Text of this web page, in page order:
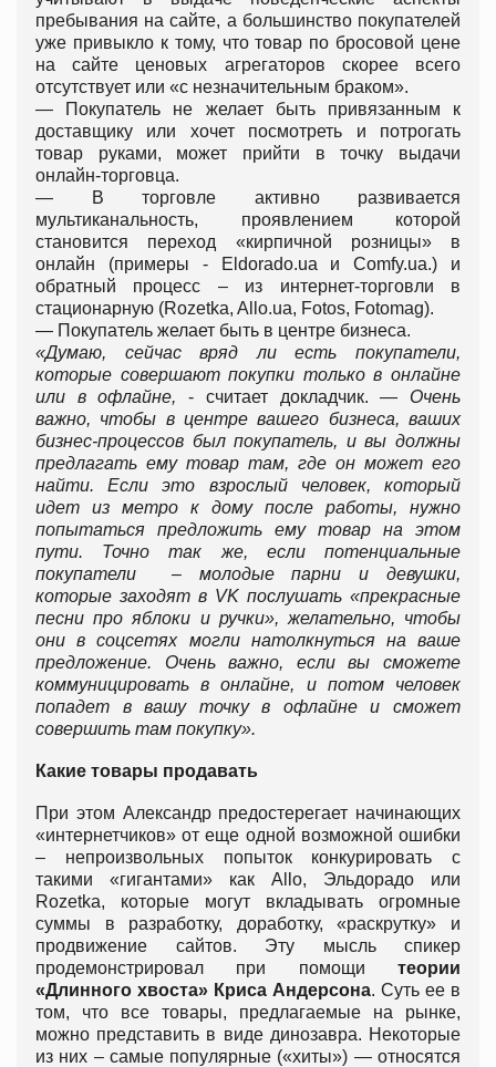
пребывания на сайте, а большинство покупателей
уже привыкло к тому, что товар по бросовой цене
на сайте ценовых агрегаторов скорее всего
отсутствует или «с незначительным браком».
— Покупатель не желает быть привязанным к
доставщику или хочет посмотреть и потрогать
товар руками, может прийти в точку выдачи
онлайн-торговца.
— В торговле активно развивается
мультиканальность, проявлением которой
становится переход «кирпичной розницы» в
онлайн (примеры - Eldorado.ua и Comfy.ua.) и
обратный процесс – из интернет-торговли в
стационарную (Rozetka, Allo.ua, Fotos, Fotomag).
— Покупатель желает быть в центре бизнеса.
«Думаю, сейчас вряд ли есть покупатели,
которые совершают покупки только в онлайне
или в офлайне,- считает докладчик. — Очень
важно, чтобы в центре вашего бизнеса, ваших
бизнес-процессов был покупатель, и вы должны
предлагать ему товар там, где он может его
найти. Если это взрослый человек, который
идет из метро к дому после работы, нужно
попытаться предложить ему товар на этом
пути. Точно так же, если потенциальные
покупатели – молодые парни и девушки,
которые заходят в VK послушать «прекрасные
песни про яблоки и ручки», желательно, чтобы
они в соцсетях могли натолкнуться на ваше
предложение. Очень важно, если вы сможете
коммуницировать в онлайне, и потом человек
попадет в вашу точку в офлайне и сможет
совершить там покупку».
Какие товары продавать
При этом Александр предостерегает начинающих
«интернетчиков» от еще одной возможной ошибки
– непроизвольных попыток конкурировать с
такими «гигантами» как Allo, Эльдорадо или
Rozetka, которые могут вкладывать огромные
суммы в разработку, доработку, «раскрутку» и
продвижение сайтов. Эту мысль спикер
продемонстрировал при помощи теории
«Длинного хвоста» Криса Андерсона. Суть ее в
том, что все товары, предлагаемые на рынке,
можно представить в виде динозавра. Некоторые
из них – самые популярные («хиты») — относятся